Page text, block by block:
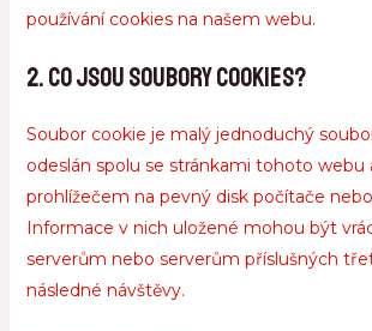
používání cookies na našem webu.
2. Co jsou soubory cookies?
Soubor cookie je malý jednoduchý
odeslán spolu se stránkami tohoto webu
prohlížečem na pevný disk počítače
Informace v nich uložené mohou být
serverům nebo serverům příslušných
následné návštěvy.